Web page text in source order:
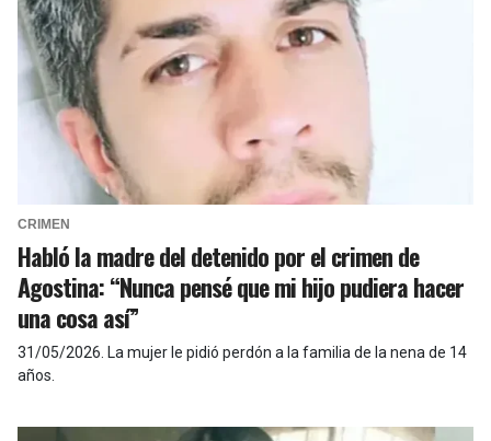
CRIMEN
Habló la madre del detenido por el crimen de
Agostina: “Nunca pensé que mi hijo pudiera hacer
una cosa así”
31/05/2026 La mujer le pidió perdón a la familia de la nena de 14
años.